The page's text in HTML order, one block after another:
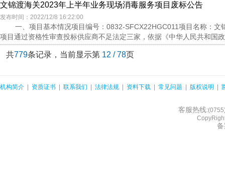
文锦渡海关2023年上半年业务现场消毒服务项目废标公告
发布时间：2022/12/8 16:22:00
一、项目基本情况项目编号：0832-SFCX22HGC011项目名称：
项目通过资格性审查投标供应商不足法定三家，依据《中华人民共和国
共779条记录，当前显示第 12 / 78页
机构简介 资质证书 联系我们 法律法规 资料下载 常见问题 版权说明
客服热线